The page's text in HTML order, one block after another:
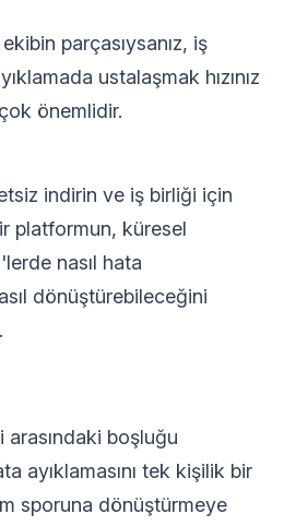
parçasıysanız, iş
ustalaşmak hızınız
önemlidir.
indirin ve iş birliği için
platformun, küresel
nasıl hata
dönüştürebileceğini
arasındaki boşluğu
ayıklamasını tek kişilik bir
sporuna dönüştürmeye